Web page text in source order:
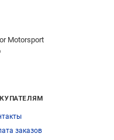
Motorsport
заказов